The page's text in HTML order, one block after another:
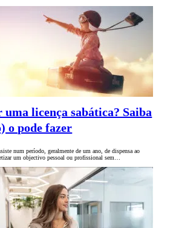
licença sabática? Saiba
o pode fazer
num período, geralmente de um ano, de dispensa ao
um objectivo pessoal ou profissional sem…